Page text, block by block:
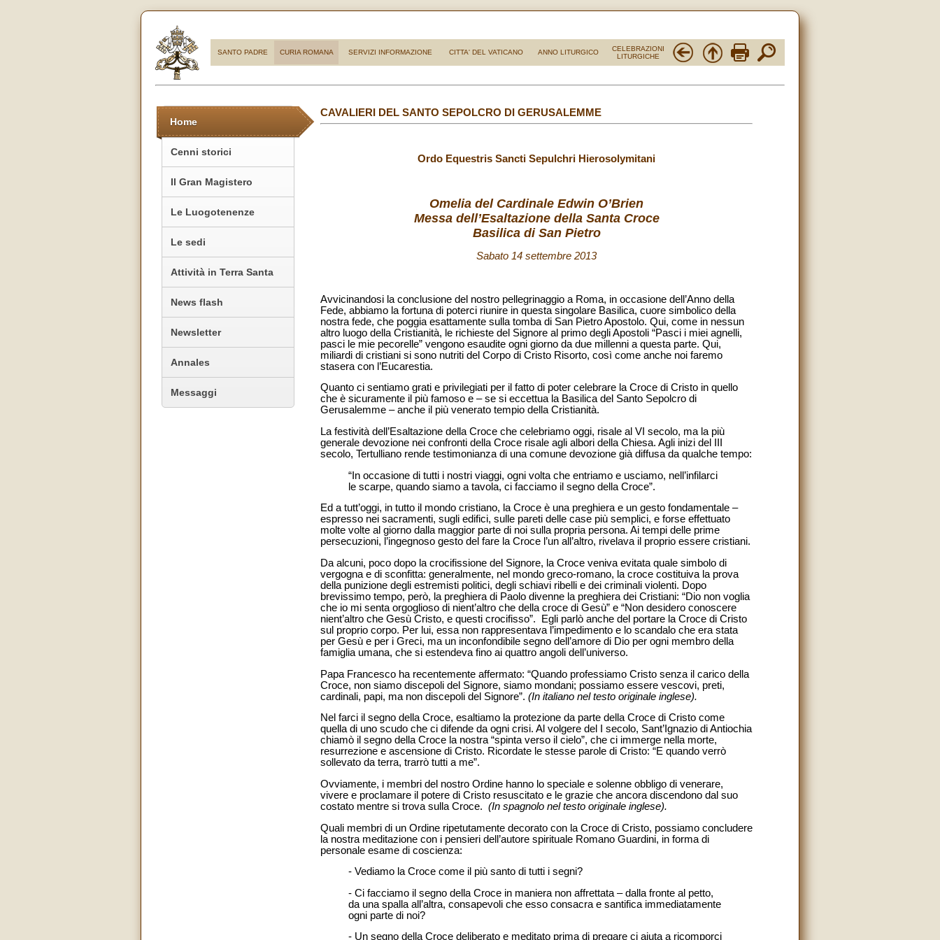
SANTO PADRE CURIA ROMANA SERVIZI INFORMAZIONE CITTA' DEL VATICANO ANNO LITURGICO
CELEBRAZIONI
LITURGICHE
Home
Cenni storici
Il Gran Magistero
Le Luogotenenze
Le sedi
Attività in Terra Santa
News flash
Newsletter
Annales
Messaggi
CAVALIERI DEL SANTO SEPOLCRO DI GERUSALEMME
Ordo Equestris Sancti Sepulchri Hierosolymitani
Omelia del Cardinale Edwin O’Brien
Messa dell’Esaltazione della Santa Croce
Basilica di San Pietro
Sabato 14 settembre 2013
Avvicinandosi la conclusione del nostro pellegrinaggio a Roma, in occasione dell’Anno della
Fede, abbiamo la fortuna di poterci riunire in questa singolare Basilica, cuore simbolico della
nostra fede, che poggia esattamente sulla tomba di San Pietro Apostolo. Qui, come in nessun
altro luogo della Cristianità, le richieste del Signore al primo degli Apostoli “Pasci i miei agnelli,
pasci le mie pecorelle” vengono esaudite ogni giorno da due millenni a questa parte. Qui,
miliardi di cristiani si sono nutriti del Corpo di Cristo Risorto, così come anche noi faremo
stasera con l’Eucarestia.
Quanto ci sentiamo grati e privilegiati per il fatto di poter celebrare la Croce di Cristo in quello
che è sicuramente il più famoso e – se si eccettua la Basilica del Santo Sepolcro di
Gerusalemme – anche il più venerato tempio della Cristianità.
La festività dell’Esaltazione della Croce che celebriamo oggi, risale al VI secolo, ma la più
generale devozione nei confronti della Croce risale agli albori della Chiesa. Agli inizi del III
secolo, Tertulliano rende testimonianza di una comune devozione già diffusa da qualche tempo:
“In occasione di tutti i nostri viaggi, ogni volta che entriamo e usciamo, nell’infilarci
le scarpe, quando siamo a tavola, ci facciamo il segno della Croce”.
Ed a tutt’oggi, in tutto il mondo cristiano, la Croce è una preghiera e un gesto fondamentale –
espresso nei sacramenti, sugli edifici, sulle pareti delle case più semplici, e forse effettuato
molte volte al giorno dalla maggior parte di noi sulla propria persona. Ai tempi delle prime
persecuzioni, l’ingegnoso gesto del fare la Croce l’un all’altro, rivelava il proprio essere cristiani.
Da alcuni, poco dopo la crocifissione del Signore, la Croce veniva evitata quale simbolo di
vergogna e di sconfitta: generalmente, nel mondo greco-romano, la croce costituiva la prova
della punizione degli estremisti politici, degli schiavi ribelli e dei criminali violenti. Dopo
brevissimo tempo, però, la preghiera di Paolo divenne la preghiera dei Cristiani: “Dio non voglia
che io mi senta orgoglioso di nient’altro che della croce di Gesù” e “Non desidero conoscere
nient’altro che Gesù Cristo, e questi crocifisso”. Egli parlò anche del portare la Croce di Cristo
sul proprio corpo. Per lui, essa non rappresentava l’impedimento e lo scandalo che era stata
per Gesù e per i Greci, ma un inconfondibile segno dell’amore di Dio per ogni membro della
famiglia umana, che si estendeva fino ai quattro angoli dell’universo.
Papa Francesco ha recentemente affermato: “Quando professiamo Cristo senza il carico della
Croce, non siamo discepoli del Signore, siamo mondani; possiamo essere vescovi, preti,
cardinali, papi, ma non discepoli del Signore”. (In italiano nel testo originale inglese).
Nel farci il segno della Croce, esaltiamo la protezione da parte della Croce di Cristo come
quella di uno scudo che ci difende da ogni crisi. Al volgere del I secolo, Sant’Ignazio di Antiochia
chiamò il segno della Croce la nostra “spinta verso il cielo”, che ci immerge nella morte,
resurrezione e ascensione di Cristo. Ricordate le stesse parole di Cristo: “E quando verrò
sollevato da terra, trarrò tutti a me”.
Ovviamente, i membri del nostro Ordine hanno lo speciale e solenne obbligo di venerare,
vivere e proclamare il potere di Cristo resuscitato e le grazie che ancora discendono dal suo
costato mentre si trova sulla Croce. (In spagnolo nel testo originale inglese).
Quali membri di un Ordine ripetutamente decorato con la Croce di Cristo, possiamo concludere
la nostra meditazione con i pensieri dell’autore spirituale Romano Guardini, in forma di
personale esame di coscienza:
- Vediamo la Croce come il più santo di tutti i segni?
- Ci facciamo il segno della Croce in maniera non affrettata – dalla fronte al petto,
da una spalla all’altra, consapevoli che esso consacra e santifica immediatamente
ogni parte di noi?
- Un segno della Croce deliberato e meditato prima di pregare ci aiuta a ricomporci